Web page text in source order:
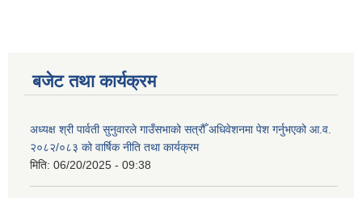
बजेट तथा कार्यक्रम
अध्यक्ष श्री पार्वती सुनुवारले गाउँसभाको सत्रौँ अधिवेशनमा पेश गर्नुभएको आ.व.
२०८२/०८३ को वार्षिक नीति तथा कार्यक्रम
मिति: 06/20/2025 - 09:38